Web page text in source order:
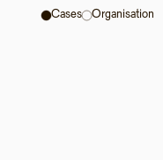
Cases Organisation